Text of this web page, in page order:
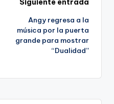
Siguiente entrada
Angy regresa a la
música por la puerta
grande para mostrar
“Dualidad”